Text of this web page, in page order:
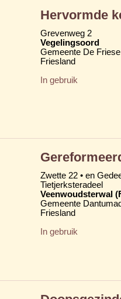
Hervormde
Grevenweg 2
Vegelingsoord
Gemeente De
Friesland
In gebruik
Zwette 22 • en
Tietjerksteradeel
Veenwoudsterwal
Gemeente
Friesland
In gebruik